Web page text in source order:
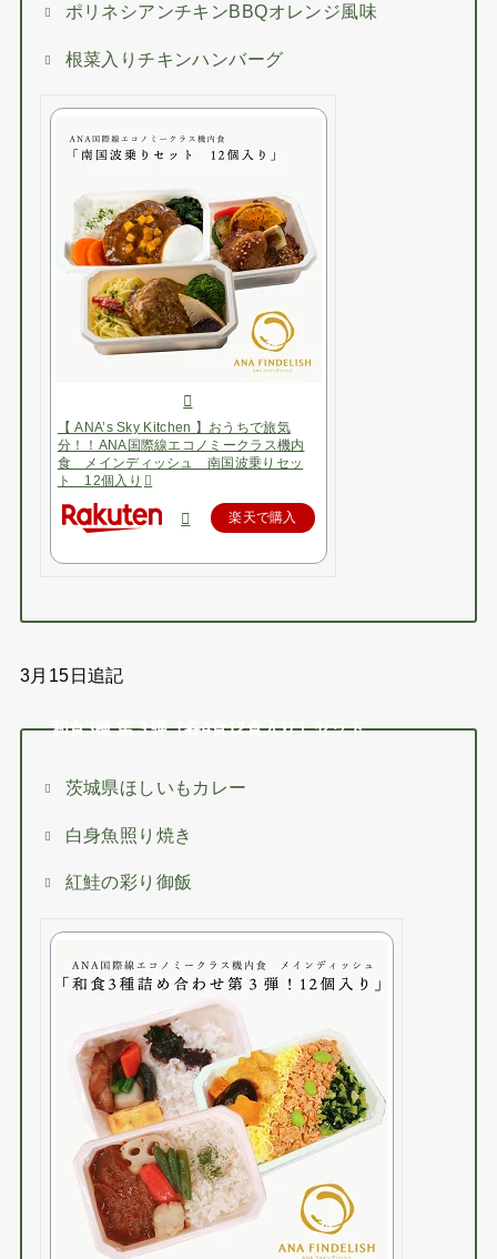
ポリネシアンチキンBBQオレンジ風味
根菜入りチキンハンバーグ
【 ANA’s Sky Kitchen 】おうちで旅気
分！！ANA国際線エコノミークラス機内
食 メインディッシュ 南国波乗りセッ
ト 12個入り
楽天で購入
3月15日追記
和食3種 第３弾（各4食12食入り）セット
茨城県ほしいもカレー
白身魚照り焼き
紅鮭の彩り御飯